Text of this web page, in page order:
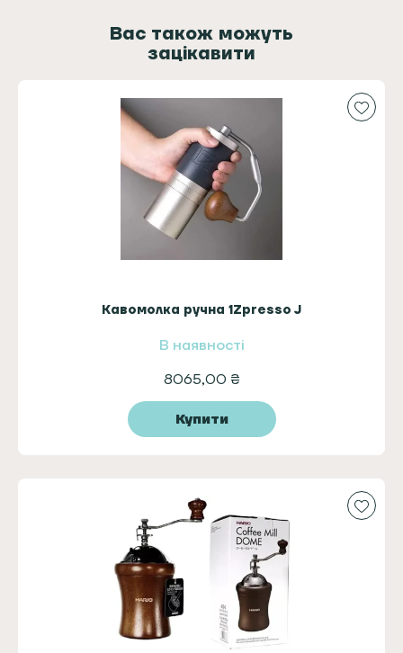
Вас також можуть
зацікавити
Кавомолка ручна 1Zpresso J
В наявності
8065,00 ₴
Купити